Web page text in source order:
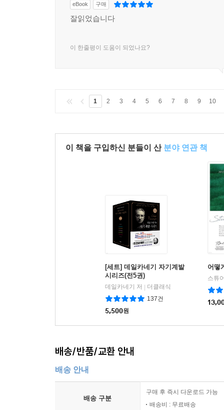
eBook 구매
잘읽었습니다
이 한줄평이 도움이 되었나요?
1 2 3 4 5 6 7 8 9 10
이 책을 구입하신 분들이 산 분야 연관 책
[세트] 데일카네기 자기계발
시리즈(전5권)
데일카네기 저 | 더클래식
137건
5,500원
어떻
배송/반품/교환 안내
배송 안내
배송 구분
구매 후 즉시 다운로드 가능
배송비 : 무료배송